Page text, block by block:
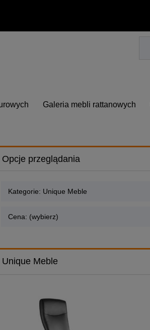
Galeria mebli rattanowych
Opcje przeglądania
Kategorie: Unique Meble
Cena: (wybierz)
Unique Meble